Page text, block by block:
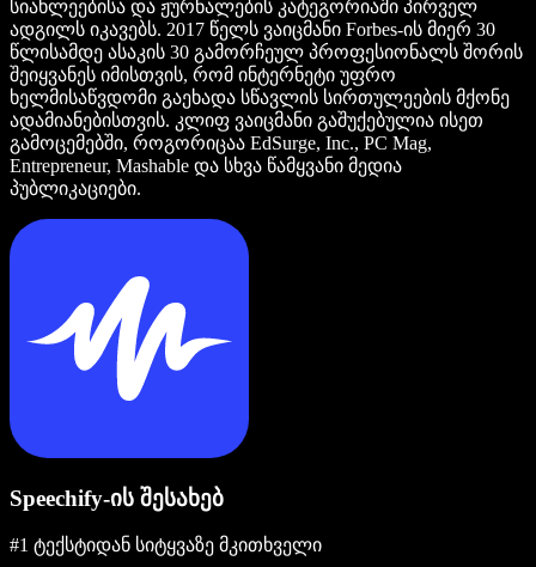
სიახლეებისა და ჟურნალების კატეგორიაში პირველ
ადგილს იკავებს. 2017 წელს ვაიცმანი Forbes-ის მიერ 30
წლისამდე ასაკის 30 გამორჩეულ პროფესიონალს შორის
შეიყვანეს იმისთვის, რომ ინტერნეტი უფრო
ხელმისაწვდომი გაეხადა სწავლის სირთულეების მქონე
ადამიანებისთვის. კლიფ ვაიცმანი გაშუქებულია ისეთ
გამოცემებში, როგორიცაა EdSurge, Inc., PC Mag,
Entrepreneur, Mashable და სხვა წამყვანი მედია
პუბლიკაციები.
Speechify-ის შესახებ
#1 ტექსტიდან სიტყვაზე მკითხველი